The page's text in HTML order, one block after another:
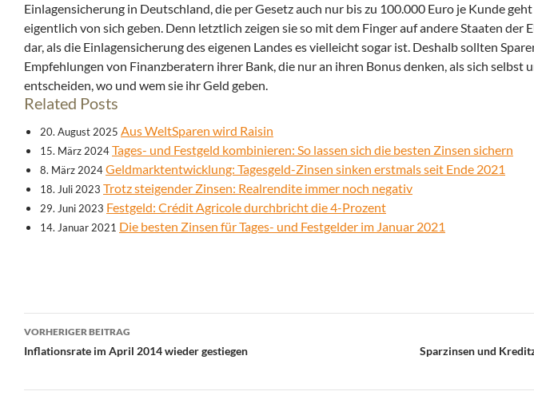
Einlagensicherung in Deutschland, die per Gesetz auch nur bis zu 100.000 Euro je Kunde
eigentlich von sich geben. Denn letztlich zeigen sie so mit dem Finger auf andere Staaten der
dar, als die Einlagensicherung des eigenen Landes es vielleicht sogar ist. Deshalb sollten
Empfehlungen von Finanzberatern ihrer Bank, die nur an ihren Bonus denken, als sich selbst
entscheiden, wo und wem sie ihr Geld geben.
Related Posts
20. August 2025 Aus WeltSparen wird Raisin
15. März 2024Tages- und Festgeld kombinieren: So lassen sich die besten Zinsen sichern
8. März 2024Geldmarktentwicklung: Tagesgeld-Zinsen sinken erstmals seit Ende 2021
18. Juli 2023 Trotz steigender Zinsen: Realrendite immer noch negativ
29. Juni 2023 Festgeld: Crédit Agricole durchbricht die 4-Prozent
14. Januar 2021 Die besten Zinsen für Tages- und Festgelder im Januar 2021
Beitrags-
Navigation
VORHERIGER BEITRAG
Inflationsrate im April 2014 wieder gestiegen
Sparzinsen und